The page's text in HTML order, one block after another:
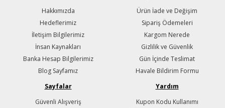
Hakkımızda
Hedeflerimiz
İletişim Bilgilerimiz
İnsan Kaynakları
Banka Hesap Bilgilerimiz
Blog Sayfamız
Ürün İade ve Değişim
Sipariş Ödemeleri
Kargom Nerede
Gizlilik ve Güvenlik
Gün İçinde Teslimat
Havale Bildirim Formu
Sayfalar
Güvenli Alışveriş
Yardım
Kupon Kodu Kullanımı